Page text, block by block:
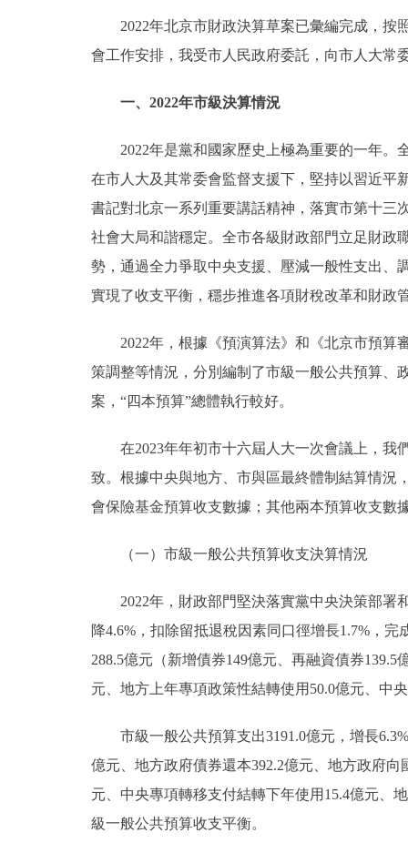
個人服務
仲介服務
政民互動
12345網上接訴即辦
北京概況
多語種
ENGLISH
DEUTSCH
ESPAÑOL
2022年北京市財政決算草案已彙編完成，按
會工作安排，我受市人民政府委託，向市人大常
一、2022年市級決算情況
2022年是黨和國家歷史上極為重要的一年。
在市人大及其常委會監督支援下，堅持以習近平
書記對北京一系列重要講話精神，落實市第十三
社會大局和諧穩定。全市各級財政部門立足財政
勢，通過全力爭取中央支援、壓減一般性支出、
實現了收支平衡，穩步推進各項財稅改革和財政
2022年，根據《預演算法》和《北京市預算
策調整等情況，分別編制了市級一般公共預算、
案，“四本預算”總體執行較好。
在2023年年初市十六屆人大一次會議上，我們
致。根據中央與地方、市與區最終體制結算情況
會保險基金預算收支數據；其他兩本預算收支數
（一）市級一般公共預算收支決算情況
2022年，財政部門堅決落實黨中央決策部署和
降4.6%，扣除留抵退稅因素同口徑增長1.7%，
288.5億元（新增債券149億元、再融資債券
元、地方上年專項政策性結轉使用50.0億元、中
市級一般公共預算支出3191.0億元，增長6.3%
億元、地方政府債券還本392.2億元、地方政府
元、中央專項轉移支付結轉下年使用15.4億元、
級一般公共預算收支平衡。